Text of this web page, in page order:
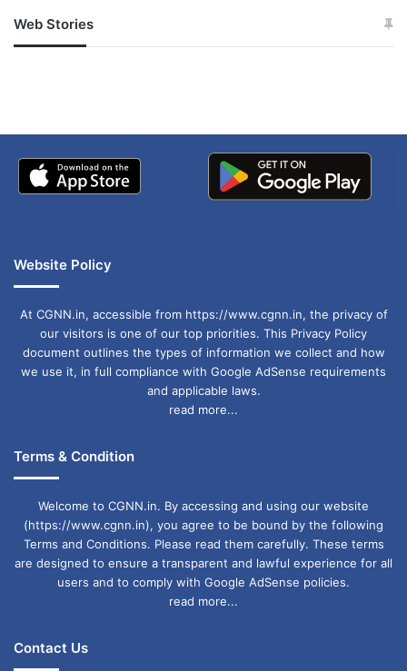
Web Stories
जम्मू-कश्मीर में बारिश से
अपडेट
खाई में धक्का… आरोपियों ने
Website Policy
At CGNN.in, accessible from https://www.cgnn.in, the privacy of
our visitors is one of our top priorities. This Privacy Policy
document outlines the types of information we collect and how
we use it, in full compliance with Google AdSense requirements
and applicable laws.
read more...
Terms & Condition
Welcome to CGNN.in. By accessing and using our website
(https://www.cgnn.in), you agree to be bound by the following
Terms and Conditions. Please read them carefully. These terms
are designed to ensure a transparent and lawful experience for all
users and to comply with Google AdSense policies.
read more...
Contact Us